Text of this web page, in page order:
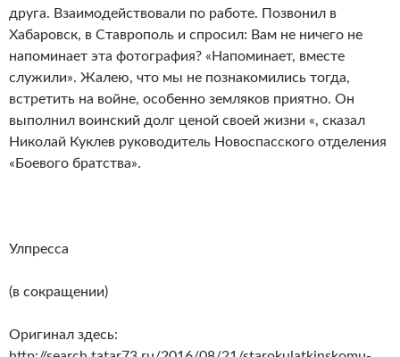
друга. Взаимодействовали по работе. Позвонил в
Хабаровск, в Ставрополь и спросил: Вам не ничего не
напоминает эта фотография? «Напоминает, вместе
служили». Жалею, что мы не познакомились тогда,
встретить на войне, особенно земляков приятно. Он
выполнил воинский долг ценой своей жизни «, сказал
Николай Куклев руководитель Новоспасского отделения
«Боевого братства».
Улпресса
(в сокращении)
Оригинал здесь: